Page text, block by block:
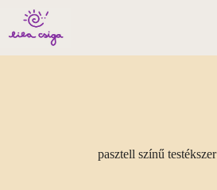
content
pasztell színű testékszer